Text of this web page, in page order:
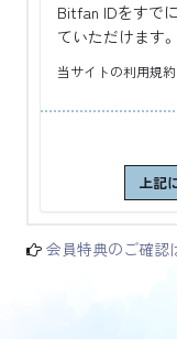
Bitfan IDをすで
ていただけます。
当サイトの利用規
上記
会員特典のご確認